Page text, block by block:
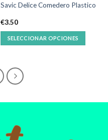
Savic Delice Comedero Plastico
€3.50
SELECCIONAR OPCIONES